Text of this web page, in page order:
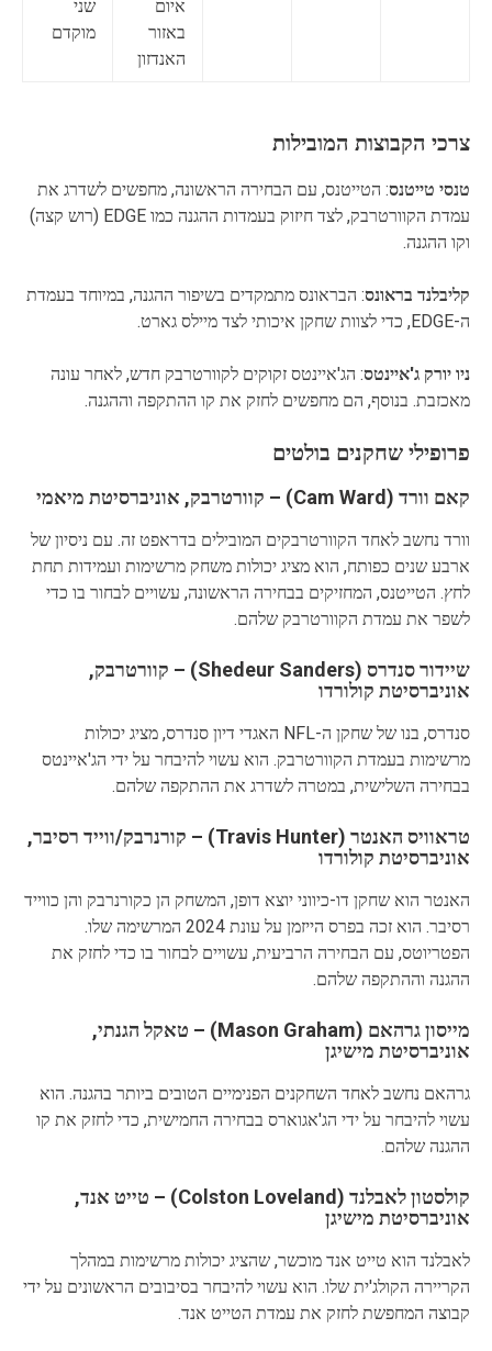
איום
באזור
האנדזון
שני
מוקדם
צרכי הקבוצות המובילות
טנסי טייטנס: הטייטנס, עם הבחירה הראשונה, מחפשים לשדרג את
עמדת הקוורטרבק, לצד חיזוק בעמדות ההגנה כמו EDGE (רוש קצה)
וקו ההגנה.
קליבלנד בראונס: הבראונס מתמקדים בשיפור ההגנה, במיוחד בעמדת
ה-EDGE, כדי לצוות שחקן איכותי לצד מיילס גארט.
ניו יורק ג'איינטס: הג'איינטס זקוקים לקוורטרבק חדש, לאחר עונה
מאכזבת. בנוסף, הם מחפשים לחזק את קו ההתקפה וההגנה.
פרופילי שחקנים בולטים
קאם וורד (Cam Ward) – קוורטרבק, אוניברסיטת מיאמי
וורד נחשב לאחד הקוורטרבקים המובילים בדראפט זה. עם ניסיון של
ארבע שנים כפותח, הוא מציג יכולות משחק מרשימות ועמידות תחת
לחץ. הטייטנס, המחזיקים בבחירה הראשונה, עשויים לבחור בו כדי
לשפר את עמדת הקוורטרבק שלהם.
שיידור סנדרס (Shedeur Sanders) – קוורטרבק,
אוניברסיטת קולורדו
סנדרס, בנו של שחקן ה-NFL האגדי דיון סנדרס, מציג יכולות
מרשימות בעמדת הקוורטרבק. הוא עשוי להיבחר על ידי הג'איינטס
בבחירה השלישית, במטרה לשדרג את ההתקפה שלהם.
טראוויס האנטר (Travis Hunter) – קורנרבק/ווייד רסיבר,
אוניברסיטת קולורדו
האנטר הוא שחקן דו-כיווני יוצא דופן, המשחק הן כקורנרבק והן כווייד
רסיבר. הוא זכה בפרס הייזמן על עונת 2024 המרשימה שלו.
הפטריוטס, עם הבחירה הרביעית, עשויים לבחור בו כדי לחזק את
ההגנה וההתקפה שלהם.
מייסון גרהאם (Mason Graham) – טאקל הגנתי,
אוניברסיטת מישיגן
גרהאם נחשב לאחד השחקנים הפנימיים הטובים ביותר בהגנה. הוא
עשוי להיבחר על ידי הג'אגוארס בבחירה החמישית, כדי לחזק את קו
ההגנה שלהם.
קולסטון לאבלנד (Colston Loveland) – טייט אנד,
אוניברסיטת מישיגן
לאבלנד הוא טייט אנד מוכשר, שהציג יכולות מרשימות במהלך
הקריירה הקולג'ית שלו. הוא עשוי להיבחר בסיבובים הראשונים על ידי
קבוצה המחפשת לחזק את עמדת הטייט אנד.